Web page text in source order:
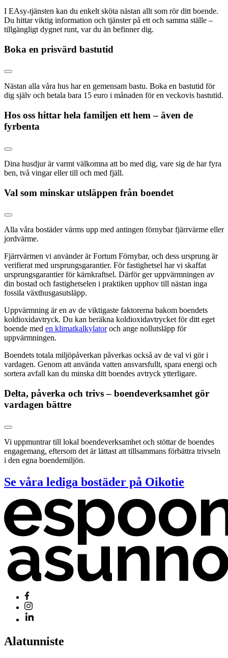
I EAsy-tjänsten kan du enkelt sköta nästan allt som rör ditt boende.
Du hittar viktig information och tjänster på ett och samma ställe –
tillgängligt dygnet runt, var du än befinner dig.
Boka en prisvärd bastutid
Nästan alla våra hus har en gemensam bastu. Boka en bastutid för
dig själv och betala bara 15 euro i månaden för en veckovis bastutid.
Hos oss hittar hela familjen ett hem – även de
fyrbenta
Dina husdjur är varmt välkomna att bo med dig, vare sig de har fyra
ben, två vingar eller till och med fjäll.
Val som minskar utsläppen från boendet
Alla våra bostäder värms upp med antingen förnybar fjärrvärme eller
jordvärme.
Fjärrvärmen vi använder är Fortum Förnybar, och dess ursprung är
verifierat med ursprungsgarantier. För fastighetsel har vi skaffat
ursprungsgarantier för kärnkraftsel. Därför ger uppvärmningen av
din bostad och fastighetselen i praktiken upphov till nästan inga
fossila växthusgasutsläpp.
Uppvärmning är en av de viktigaste faktorerna bakom boendets
koldioxidavtryck. Du kan beräkna koldioxidavtrycket för ditt eget
boende med en klimatkalkylatoroch ange nollutsläpp för
uppvärmningen.
Boendets totala miljöpåverkan påverkas också av de val vi gör i
vardagen. Genom att använda vatten ansvarsfullt, spara energi och
sortera avfall kan du minska ditt boendes avtryck ytterligare.
Delta, påverka och trivs – boendeverksamhet gör
vardagen bättre
Vi uppmuntrar till lokal boendeverksamhet och stöttar de boendes
engagemang, eftersom det är lättast att tillsammans förbättra trivseln
i den egna boendemiljön.
Se våra lediga bostäder på Oikotie
Alatunniste